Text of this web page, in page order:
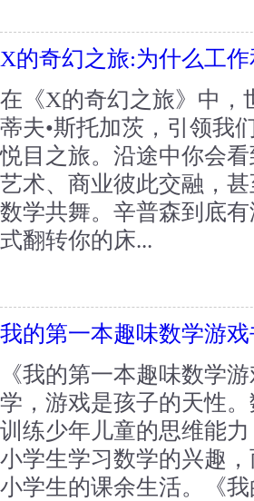
X的奇幻之旅:为什么工
在《X的奇幻之旅》中，
蒂夫•斯托加茨，引领我
悦目之旅。沿途中你会
艺术、商业彼此交融，
数学共舞。辛普森到底
式翻转你的床...
我的第一本趣味数学游戏
《我的第一本趣味数学
学，游戏是孩子的天性
训练少年儿童的思维能
小学生学习数学的兴趣
小学生的课余生活。《